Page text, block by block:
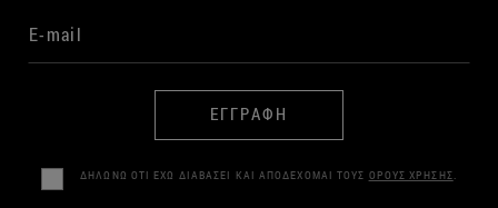
ΕΓΓΡΑΦΗ
ΔΗΛΩΝΩ ΟΤΙ ΕΧΩ ΔΙΑΒΑΣΕΙ ΚΑΙ ΑΠΟΔΕΧΟΜΑΙ ΤΟΥΣ ΟΡΟΥΣ ΧΡΗΣΗΣ.